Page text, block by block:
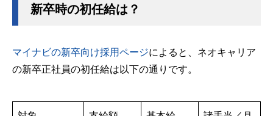
新卒時の初任給は？
マイナビの新卒向け採用ページによると、ネオキャリア
の新卒正社員の初任給は以下の通りです。